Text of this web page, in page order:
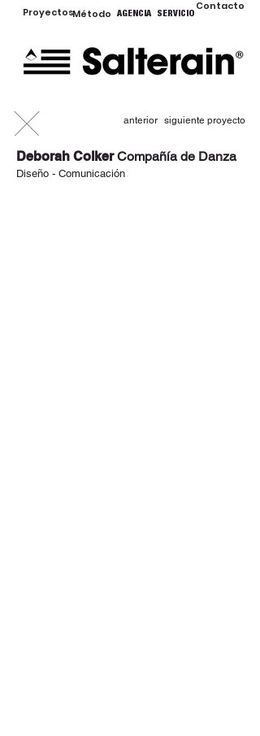
ProyectosMétodo AGENCIA SERVICIO
Contacto
anterior siguiente proyecto
Deborah ColkerCompañía de Danza
Diseño - Comunicación